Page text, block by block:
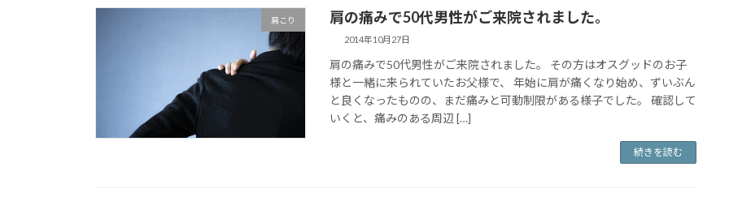
肩こり 肩の痛みで50代男性がご来院されました。
2014年10月27日
肩の痛みで50代男性がご来院されました。 その方はオスグッドのお子
様と一緒に来られていたお父様で、 年始に肩が痛くなり始め、ずいぶん
と良くなったものの、まだ痛みと可動制限がある様子でした。 確認して
いくと、痛みのある周辺 […]
続きを読む